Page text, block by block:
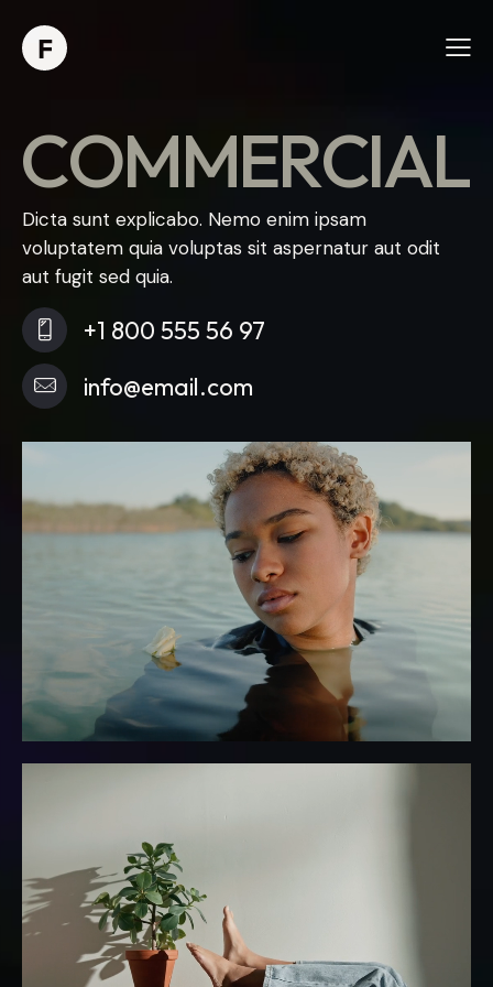
COMMERCIAL
Dicta sunt explicabo. Nemo enim ipsam
voluptatem quia voluptas sit aspernatur aut odit
aut fugit sed quia.
+1 800 555 56 97
info@email.com